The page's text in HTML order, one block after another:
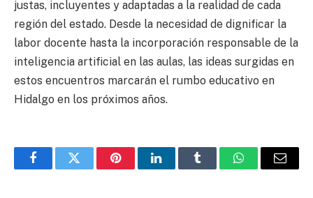
justas, incluyentes y adaptadas a la realidad de cada
región del estado. Desde la necesidad de dignificar la
labor docente hasta la incorporación responsable de la
inteligencia artificial en las aulas, las ideas surgidas en
estos encuentros marcarán el rumbo educativo en
Hidalgo en los próximos años.
FacebookTwitter PinterestLinkedInTumblr WhatsAppEmail